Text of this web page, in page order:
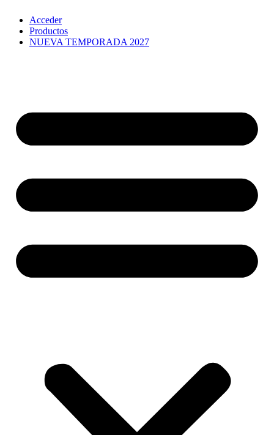
contenido
Acceder
Productos
NUEVA TEMPORADA 2027